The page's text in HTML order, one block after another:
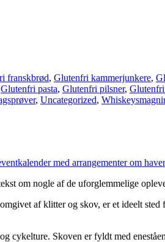
franskbrød, Glutenfri kammerjunkere,
Glutenfri pasta, Glutenfri pilsner,
, Uncategorized,
med arrangementer om
om nogle af de uforglemmelige
af klitter og skov, er et ideelt
cykelture. Skoven er fyldt med